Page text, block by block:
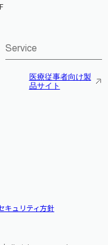
Service
医療従事者向け製
品サイト
キュリティ方針